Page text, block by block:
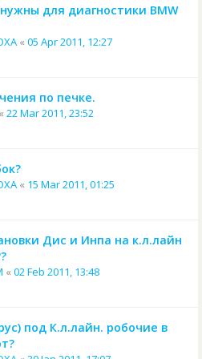
для диагностики BMW
« 05 Apr 2011, 12:27
по печке.
« 22 Mar 2011, 23:52
« 15 Mar 2011, 01:25
Дис и Инпа на к.л.лайн
« 02 Feb 2011, 13:48
под К.л.лайн. робочие в